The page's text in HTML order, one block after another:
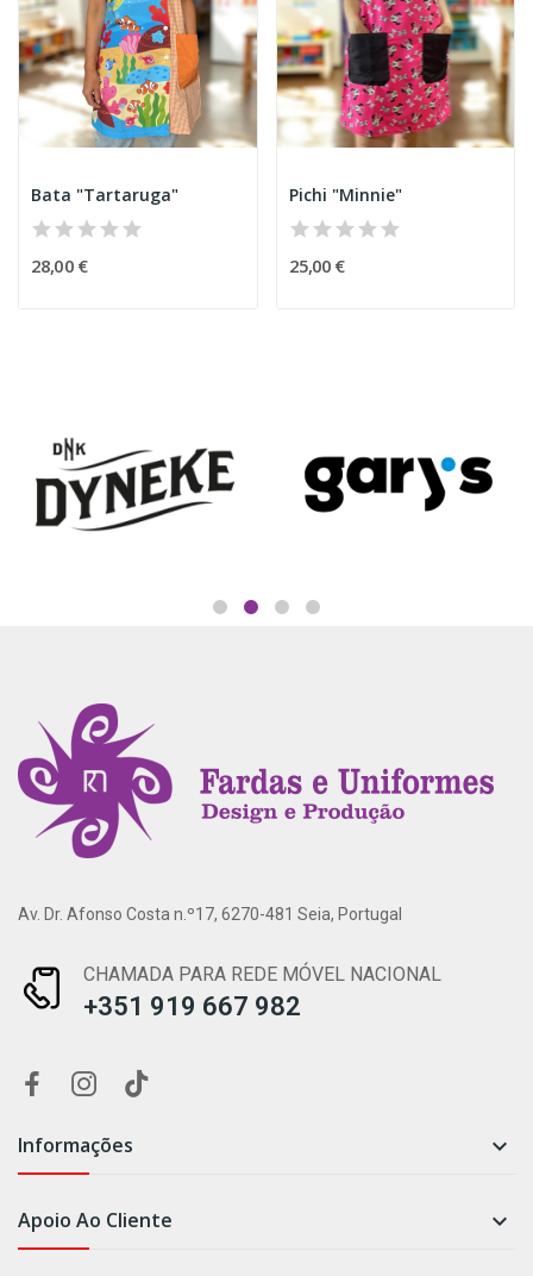
Bata "Tartaruga"
28,00 €
Pichi "Minnie"
25,00 €
Av. Dr. Afonso Costa n.º17, 6270-481 Seia, Portugal
CHAMADA PARA REDE MÓVEL NACIONAL
+351 919 667 982
Informações 
Apoio Ao Cliente 